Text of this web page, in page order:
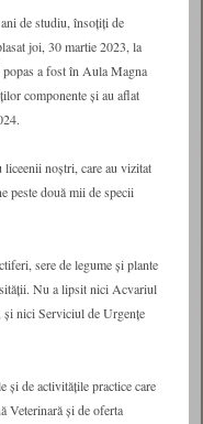
de studiu, însoțiți de
joi, 30 martie 2023, la
a fost în Aula Magna
componente și au aflat
noștri, care au vizitat
peste două mii de specii
sere de legume și plante
Nu a lipsit nici Acvariul
nici Serviciul de Urgențe
și de activitățile practice care
Veterinară și de oferta